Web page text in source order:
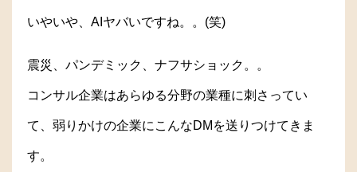
いやいや、AIヤバいですね。。(笑)
震災、パンデミック、ナフサショック。。
コンサル企業はあらゆる分野の業種に刺さってい
て、弱りかけの企業にこんなDMを送りつけてきま
す。